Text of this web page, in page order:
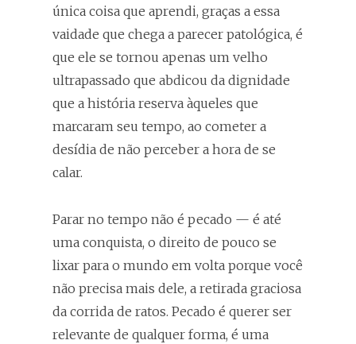
única coisa que aprendi, graças a essa
vaidade que chega a parecer patológica, é
que ele se tornou apenas um velho
ultrapassado que abdicou da dignidade
que a história reserva àqueles que
marcaram seu tempo, ao cometer a
desídia de não perceber a hora de se
calar.
Parar no tempo não é pecado — é até
uma conquista, o direito de pouco se
lixar para o mundo em volta porque você
não precisa mais dele, a retirada graciosa
da corrida de ratos. Pecado é querer ser
relevante de qualquer forma, é uma